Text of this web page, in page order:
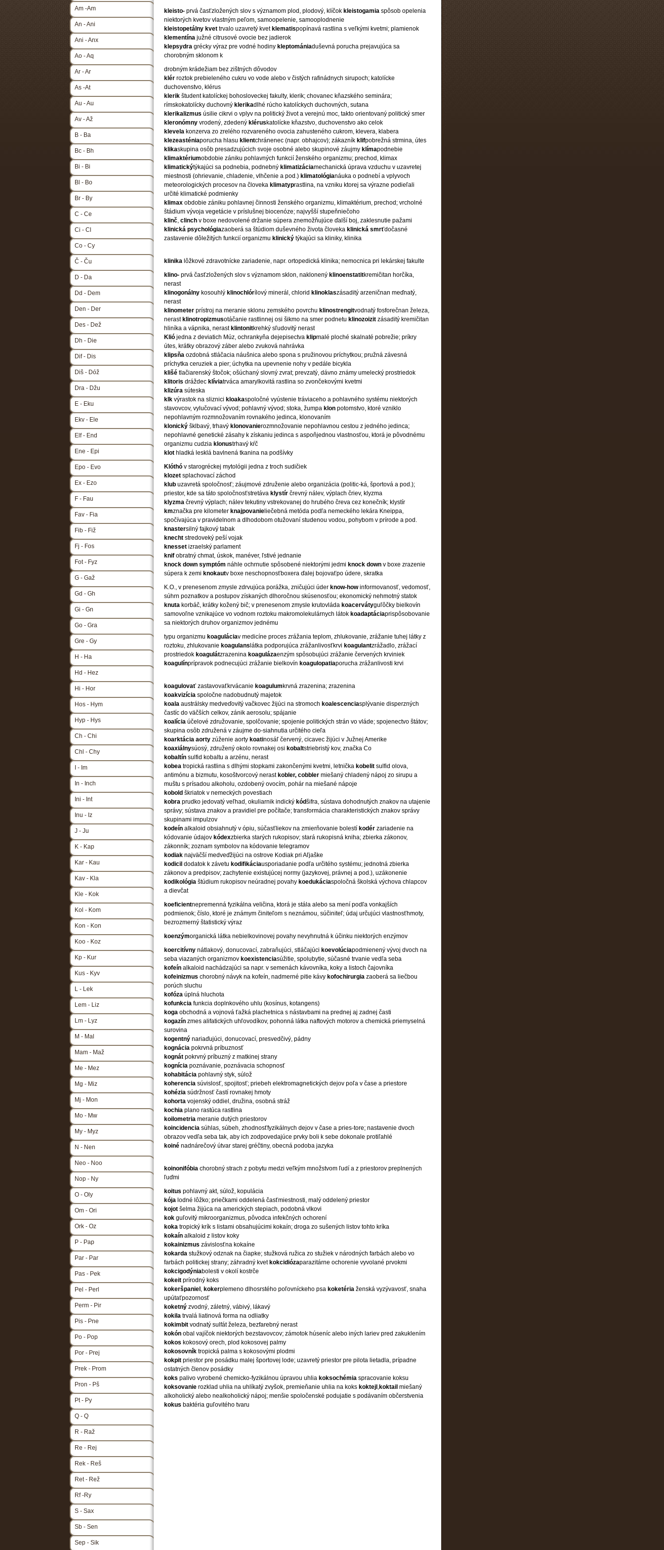
kleisto- prvá časťzložených slov s významom plod, plodový, klíčok kleistogamia spôsob opelenia
niektorých kvetov vlastným peľom, samoopelenie, samooplodnenie
kleistopetálny kvet trvalo uzavretý kvet klematispopínavá rastlina s veľkými kvetmi; plamienok
klementína južné citrusové ovocie bez jadierok
klepsydra grécky výraz pre vodné hodiny kleptomániaduševná porucha prejavujúca sa
chorobným sklonom k
drobným krádežiam bez zištných dôvodov
klér roztok prebieleného cukru vo vode alebo v čistých rafinádnych sirupoch; katolícke
duchovenstvo, klérus
klerik študent katolíckej bohosloveckej fakulty, klerik; chovanec kňazského seminára;
rímskokatolícky duchovný klerikadlhé rúcho katolíckych duchovných, sutana
klerikalizmus úsilie cikrvi o vplyv na politický život a verejnú moc, takto orientovaný politický smer
kleronómny vrodený, zdedený kléruskatolícke kňazstvo, duchovenstvo ako celok
klevela konzerva zo zrelého rozvareného ovocia zahusteného cukrom, klevera, klabera
klezeasténiaporucha hlasu klientchránenec (napr. obhajcov); zákazník klifpobrežná strmina, útes
klikaskupina osôb presadzujúcich svoje osobné alebo skupinové záujmy klímapodnebie
klimaktériumobdobie zániku pohlavných funkcií ženského organizmu; prechod, klimax
klimatickýtýkajúci sa podnebia, podnebný klimatizáciamechanická úprava vzduchu v uzavretej
miestnosti (ohrievanie, chladenie, vlhčenie a pod.) klimatológianáuka o podnebí a vplyvoch
meteorologických procesov na človeka klimatyprastlina, na vzniku ktorej sa výrazne podieľali
určité klimatické podmienky
klimax obdobie zániku pohlavnej činnosti ženského organizmu, klimaktérium, prechod; vrcholné
štádium vývoja vegetácie v príslušnej biocenóze; najvyšší stupeňniečoho
klinč, clinch v boxe nedovolené držanie súpera znemožňujúce ďalší boj, zaklesnutie pažami
klinická psychológiazaoberá sa štúdiom duševného života človeka klinická smrťdočasné
zastavenie dôležitých funkcií organizmu klinický týkajúci sa kliniky, klinika
klinika lôžkové zdravotnícke zariadenie, napr. ortopedická klinika; nemocnica pri lekárskej fakulte
klino- prvá časťzložených slov s významom sklon, naklonený klinoenstatitkremičitan horčíka,
nerast
klinogonálny kosouhlý klinochlórílový minerál, chlorid klinoklaszásaditý arzeničnan meďnatý,
nerast
klinometer prístroj na meranie sklonu zemského povrchu klinostrengitvodnatý fosforečnan železa,
nerast klinotropizmusotáčanie rastlinnej osi šikmo na smer podnetu klinozoizit zásaditý kremičitan
hliníka a vápnika, nerast klintonitkrehký sľudovitý nerast
Klió jedna z deviatich Múz, ochrankyňa dejepisectva klipmalé ploché skalnaté pobrežie; príkry
útes, krátky obrazový záber alebo zvuková nahrávka
klipsňa ozdobná stláčacia náušnica alebo spona s pružinovou príchytkou; pružná závesná
príchytka ceruziek a pier; úchytka na upevnenie nohy v pedále bicykla
klišé tlačiarenský štočok; ošúchaný slovný zvrat; prevzatý, dávno známy umelecký prostriedok
klitoris dráždec klíviatrváca amarylkovitá rastlina so zvončekovými kvetmi
klizúra súteska
klk výrastok na sliznici kloakaspoločné vyústenie tráviaceho a pohlavného systému niektorých
stavovcov, vylučovací vývod; pohlavný vývod; stoka, žumpa klon potomstvo, ktoré vzniklo
nepohlavným rozmnožovaním rovnakého jedinca, klonovaním
klonický šklbavý, trhavý klonovanierozmnožovanie nepohlavnou cestou z jedného jedinca;
nepohlavné genetické zásahy k získaniu jedinca s aspoňjednou vlastnosťou, ktorá je pôvodnému
organizmu cudzia klonustrhavý kŕč
klot hladká lesklá bavlnená tkanina na podšívky
Klóthó v starogréckej mytológii jedna z troch sudičiek
klozet splachovací záchod
klub uzavretá spoločnosť; záujmové združenie alebo organizácia (politic-ká, športová a pod.);
priestor, kde sa táto spoločnosťstretáva klystír črevný nálev, výplach čriev, klyzma
klyzma črevný výplach; nálev tekutiny vstrekovanej do hrubého čreva cez konečník; klystír
kmznačka pre kilometer knajpovanie liečebná metóda podľa nemeckého lekára Kneippa,
spočívajúca v pravidelnom a dlhodobom otužovaní studenou vodou, pohybom v prírode a pod.
knastersilný fajkový tabak
knecht stredoveký peší vojak
knesset izraelský parlament
knif obratný chmat, úskok, manéver, ľstivé jednanie
knock down symptóm náhle ochrnutie spôsobené niektorými jedmi knock down v boxe zrazenie
súpera k zemi knokautv boxe neschopnosťboxera ďalej bojovaťpo údere, skratka
K.O., v prenesenom zmysle zdrvujúca porážka, zničujúci úder know-howinformovanosť, vedomosť,
súhrn poznatkov a postupov získaných dlhoročnou skúsenosťou; ekonomický nehmotný statok
knuta korbáč, krátky kožený bič; v prenesenom zmysle krutovláda koacervátyguľôčky bielkovín
samovoľne vznikajúce vo vodnom roztoku makromolekulárnych látok koadaptáciaprispôsobovanie
sa niektorých druhov organizmov jednému
typu organizmu koaguláciav medicíne proces zrážania teplom, zhlukovanie, zrážanie tuhej látky z
roztoku, zhlukovanie koagulans látka podporujúca zrážanlivosťkrvi koagulantzrážadlo, zrážací
prostriedok koagulátzrazenina koagulázaenzým spôsobujúci zrážanie červených krviniek
koagulínprípravok podnecujúci zrážanie bielkovín koagulopatiaporucha zrážanlivosti krvi
koagulovať zastavovaťkrvácanie koagulumkrvná zrazenina; zrazenina
koakvizícia spoločne nadobudnutý majetok
koala austrálsky medveďovitý vačkovec žijúci na stromoch koalescenciasplývanie disperzných
častíc do väčších celkov, zánik aerosolu; spájanie
koalícia účelové združovanie, spolčovanie; spojenie politických strán vo vláde; spojenectvo štátov;
skupina osôb združená v záujme do-siahnutia určitého cieľa
koarktácia aorty zúženie aorty koatinosáľ červený, cicavec žijúci v Južnej Amerike
koaxiálnysúosý, združený okolo rovnakej osi kobaltstriebristý kov, značka Co
kobaltín sulfid kobaltu a arzénu, nerast
kobea tropická rastlina s dlhými stopkami zakončenými kvetmi, letnička kobelit sulfid olova,
antimónu a bizmutu, kosoštvorcový nerast kobler, cobbler miešaný chladený nápoj zo sirupu a
muštu s prísadou alkoholu, ozdobený ovocím, pohár na miešané nápoje
kobold škriatok v nemeckých povestiach
kobra prudko jedovatý veľhad, okuliarnik indický kódšifra, sústava dohodnutých znakov na utajenie
správy; sústava znakov a pravidiel pre počítače; transformácia charakteristických znakov správy
skupinami impulzov
kodeín alkaloid obsiahnutý v ópiu, súčasťliekov na zmierňovanie bolestí kodér zariadenie na
kódovanie údajov kódexzbierka starých rukopisov; stará rukopisná kniha; zbierka zákonov,
zákonník; zoznam symbolov na kódovanie telegramov
kodiak najväčší medveďžijúci na ostrove Kodiak pri Aľjaške
kodicil dodatok k závetu kodifikáciausporiadanie podľa určitého systému; jednotná zbierka
zákonov a predpisov; zachytenie existujúcej normy (jazykovej, právnej a pod.), uzákonenie
kodikológia štúdium rukopisov neúradnej povahy koedukáciaspoločná školská výchova chlapcov
a dievčat
koeficientnepremenná fyzikálna veličina, ktorá je stála alebo sa mení podľa vonkajších
podmienok; číslo, ktoré je známym činiteľom s neznámou, súčiniteľ; údaj určujúci vlastnosťhmoty,
bezrozmerný štatistický výraz
koenzýmorganická látka nebielkovinovej povahy nevyhnutná k účinku niektorých enzýmov
koercitívny nátlakový, donucovací, zabraňujúci, stláčajúci koevolúciapodmienený vývoj dvoch na
seba viazaných organizmov koexistenciasúžitie, spolubytie, súčasné trvanie vedľa seba
kofeín alkaloid nachádzajúci sa napr. v semenách kávovníka, koky a listoch čajovníka
kofeinizmus chorobný návyk na kofeín, nadmerné pitie kávy kofochirurgia zaoberá sa liečbou
porúch sluchu
kofóza úplná hluchota
kofunkcia funkcia doplnkového uhlu (kosínus, kotangens)
koga obchodná a vojnová ťažká plachetnica s nástavbami na prednej aj zadnej časti
kogazín zmes alifatických uhľovodíkov, pohonná látka naftových motorov a chemická priemyselná
surovina
kogentný nariaďujúci, donucovací, presvedčivý, pádny
kognácia pokrvná príbuznosť
kognát pokrvný príbuzný z matkinej strany
kognícia poznávanie, poznávacia schopnosť
kohabitácia pohlavný styk, súlož
koherencia súvislosť, spojitosť; priebeh elektromagnetických dejov poľa v čase a priestore
kohézia súdržnosť častí rovnakej hmoty
kohorta vojenský oddiel, družina, osobná stráž
kochia plano rastúca rastlina
koilometria meranie dutých priestorov
koincidencia súhlas, súbeh, zhodnosťfyzikálnych dejov v čase a pries-tore; nastavenie dvoch
obrazov vedľa seba tak, aby ich zodpovedajúce prvky boli k sebe dokonale protiľahlé
koiné nadnárečový útvar starej gréčtiny, obecná podoba jazyka
koinonifóbia chorobný strach z pobytu medzi veľkým množstvom ľudí a z priestorov preplnených
ľuďmi
koitus pohlavný akt, súlož, kopulácia
kója lodné lôžko; priečkami oddelená časťmiestnosti, malý oddelený priestor
kojot šelma žijúca na amerických stepiach, podobná vlkovi
kok guľovitý mikroorganizmus, pôvodca infekčných ochorení
koka tropický krík s listami obsahujúcimi kokaín; droga zo sušených listov tohto kríka
kokaín alkaloid z listov koky
kokainizmus závislosťna kokaíne
kokarda stužkový odznak na čiapke; stužková ružica zo stužiek v národných farbách alebo vo
farbách politickej strany; záhradný kvet kokcidiózaparazitárne ochorenie vyvolané prvokmi
kokcigodýniabolesti v okolí kostrče
kokeit prírodný koks
kokeršpaniel , kokerplemeno dlhosrstého poľovníckeho psa koketéria ženská vyzývavosť, snaha
upútaťpozornosť
koketný zvodný, záletný, vábivý, lákavý
kokila trvalá liatinová forma na odliatky
kokimbit vodnatý sulfát železa, bezfarebný nerast
kokón obal vajíčok niektorých bezstavovcov; zámotok húseníc alebo iných lariev pred zakuklením
kokos kokosový orech, plod kokosovej palmy
kokosovník tropická palma s kokosovými plodmi
kokpit priestor pre posádku malej športovej lode; uzavretý priestor pre pilota lietadla, prípadne
ostatných členov posádky
koks palivo vyrobené chemicko-fyzikálnou úpravou uhlia koksochémia spracovanie koksu
koksovanie rozklad uhlia na uhlíkatý zvyšok, premieňanie uhlia na koks koktejl ,koktail miešaný
alkoholický alebo nealkoholický nápoj; menšie spoločenské podujatie s podávaním občerstvenia
kokus baktéria guľovitého tvaru
Am -Am
An - Ani
Ani - Anx
Ao - Aq
Ar - Ar
As -At
Au - Au
Av - Až
B - Ba
Bc - Bh
Bi - Bi
Bl - Bo
Br - By
C - Ce
Ci - Cl
Co - Cy
Č - Ču
D - Da
Dd - Dem
Den - Der
Des - Dež
Dh - Die
Dif - Dis
Diš - Dóž
Dra - Džu
E - Eku
Ekv - Ele
Elf - End
Ene - Epi
Epo - Evo
Ex - Ezo
F - Fau
Fav - Fia
Fib - Fiž
Fj - Fos
Fot - Fyz
G - Gaž
Gd - Gh
Gi - Gn
Go - Gra
Gre - Gy
H - Ha
Hd - Hez
Hi - Hor
Hos - Hym
Hyp - Hys
Ch - Chi
Chl - Chy
I - Im
In - Inch
Ini - Int
Inu - Iz
J - Ju
K - Kap
Kar - Kau
Kav - Kla
Kle - Kok
Kol - Kom
Kon - Kon
Koo - Koz
Kp - Kur
Kus - Kyv
L - Lek
Lem - Liz
Lm - Lyz
M - Mal
Mam - Maž
Me - Mez
Mg - Miz
Mj - Mon
Mo - Mw
My - Myz
N - Nen
Neo - Noo
Nop - Ny
O - Oly
Om - Ori
Ork - Oz
P - Pap
Par - Par
Pas - Pek
Pel - Perl
Perm - Pir
Pis - Pne
Po - Pop
Por - Prej
Prek - Prom
Pron - Pš
Pt - Py
Q - Q
R - Raž
Re - Rej
Rek - Reš
Ret - Rež
Rf -Ry
S - Sax
Sb - Sen
Sep - Sik